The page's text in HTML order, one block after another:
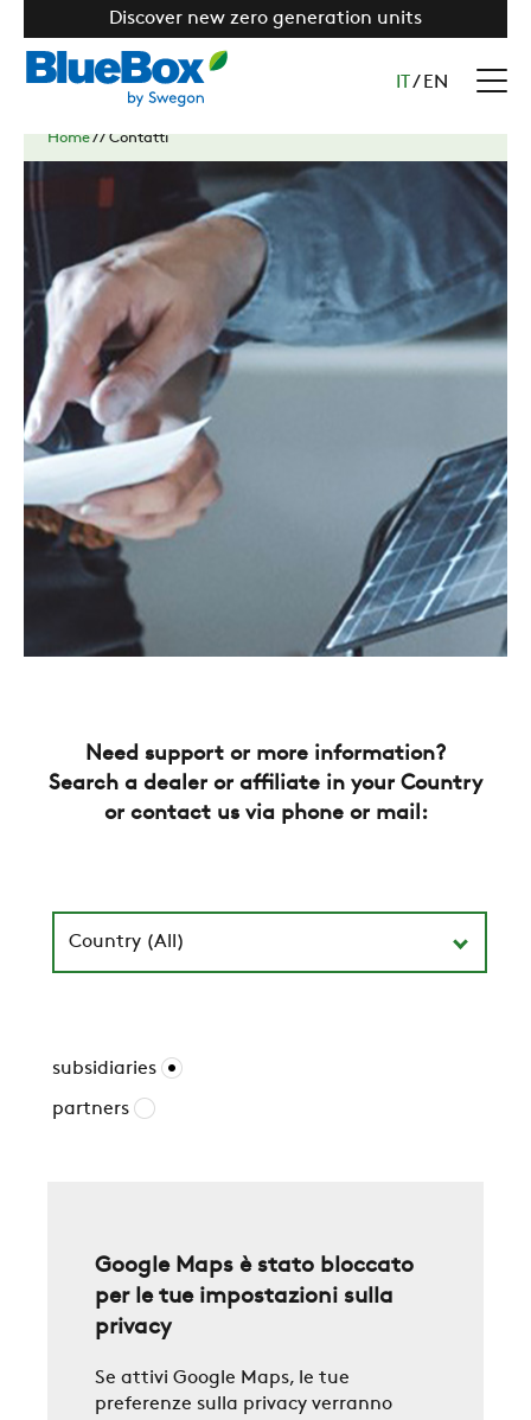
Discover new zero generation units
/ EN
Home//Contatti
Need support or more information?
Search a dealer or affiliate in your Country
or contact us via phone or mail:
Country (All)
subsidiaries
partners
Google Maps è stato bloccato
per le tue impostazioni sulla
privacy
Se attivi Google Maps, le tue
preferenze sulla privacy verranno